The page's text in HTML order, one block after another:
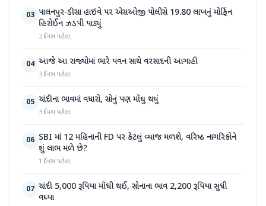
03 પાલનપુર-ડીસા હાઇવે પર એસઓજી પોલીસે 19.80 લાખનું મોર્ફિન
હિરોઈન ઝડપી પાડ્યું
2 દિવસ પહેલા
04 આજે આ રાજ્યોમાં ભારે પવન સાથે વરસાદની આગાહી
3 દિવસ પહેલા
05 ચાંદીના ભાવમાં વધારો, સોનું પણ મોંઘુ થયું
3 દિવસ પહેલા
06 SBI માં 12 મહિનાની FD પર કેટલું વ્યાજ મળશે, વરિષ્ઠ નાગરિકોને
શું લાભ મળે છે?
1 દિવસ પહેલા
07 ચાંદી 5,000 રૂપિયા મોંઘી થઈ, સોનાના ભાવ 2,200 રૂપિયા સુધી
વધ્યા